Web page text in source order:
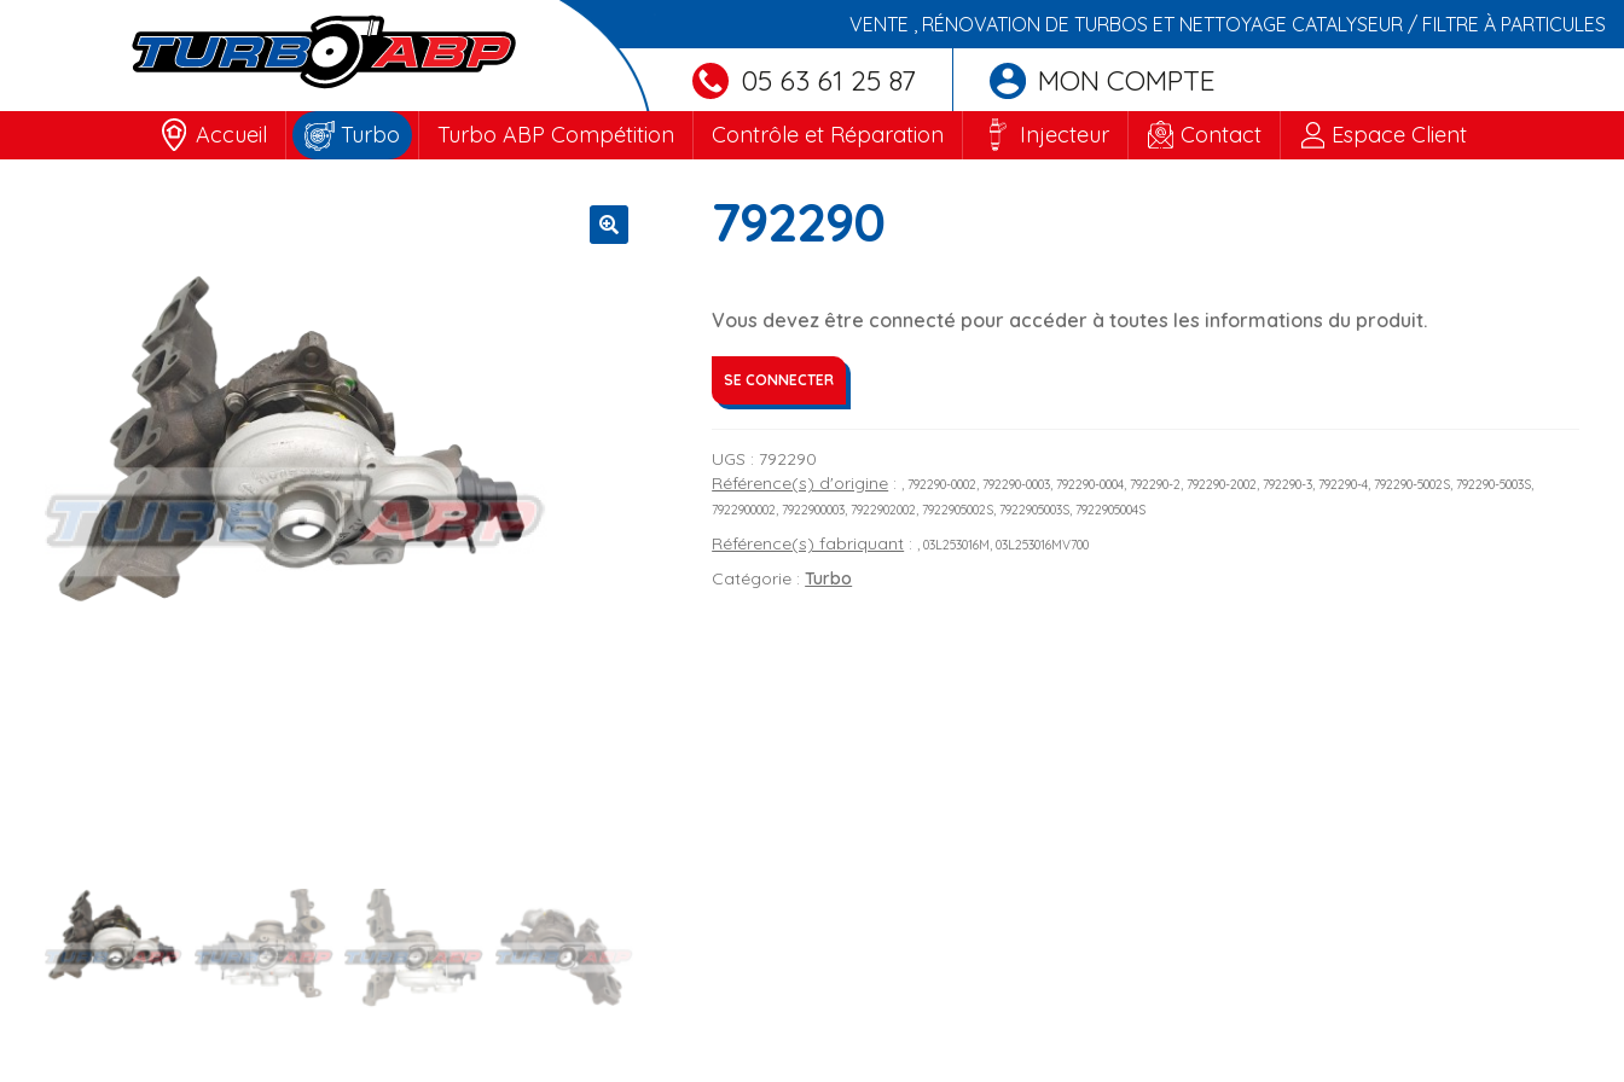
VENTE , RÉNOVATION DE TURBOS ET NETTOYAGE CATALYSEUR / FILTRE À PARTICULES
05 63 61 25 87 MON COMPTE
Accueil Turbo Turbo ABP Compétition Contrôle et Réparation Injecteur Contact Espace Client
792290
Vous devez être connecté pour accéder à toutes les informations du produit.
SE CONNECTER
UGS : 792290
Référence(s) d'origine :
, 792290-0002, 792290-0003, 792290-0004, 792290-2, 792290-2002, 792290-3, 792290-4, 792290-5002S, 792290-5003S,
7922900002, 7922900003, 7922902002, 7922905002S, 7922905003S, 7922905004S
Référence(s) fabriquant : , 03L253016M, 03L253016MV700
Catégorie :Turbo